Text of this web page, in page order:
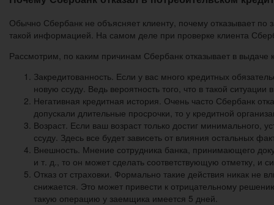
Обычно Сбербанк не объясняет клиенту, почему отказывает по
такой информацией. На самом деле при проверке клиента
Рассмотрим, по каким причинам Сбербанк отказывает в выдаче
Закредитованность. Если у вас много кредитных
новую ссуду. Ведь вероятность того, что в такой
Негативная кредитная история. Очень часто Сбербанк
допускали длительные просрочки, то у кредитной
Возраст. Если ваш возраст только достиг минимального,
ссуду. Здесь все будет зависеть от влияния остальных
Внешность. Мнение сотрудника банка, принимающего
и т. д., то он может сделать соответствующую отметку, и
Отказ от страховки. Формально такие действия никак не
снижается. Это может привести к отрицательному
такую операцию у заемщика имеется 5 дней.